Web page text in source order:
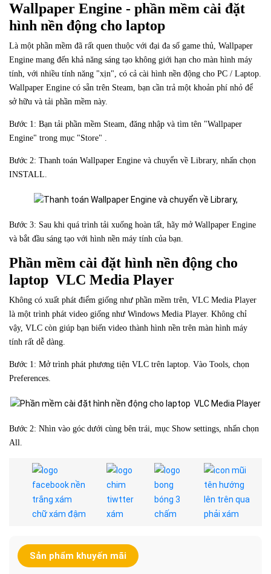
Wallpaper Engine - phần mềm cài đặt
hình nền động cho laptop
Là một phần mềm đã rất quen thuộc với đại đa số game thủ, Wallpaper
Engine mang đến khả năng sáng tạo không giới hạn cho màn hình máy
tính, với nhiều tính năng "xịn", có cả cài hình nền động cho PC / Laptop.
Wallpaper Engine có sẵn trên Steam, bạn cần trả một khoản phí nhỏ để
sở hữu và tải phần mềm này.
Bước 1: Bạn tải phần mềm Steam, đăng nhập và tìm tên "Wallpaper
Engine" trong mục "Store" .
Bước 2: Thanh toán Wallpaper Engine và chuyển về Library, nhấn chọn
INSTALL.
Bước 3: Sau khi quá trình tải xuống hoàn tất, hãy mở Wallpaper Engine
và bắt đầu sáng tạo với hình nền máy tính của bạn.
Phần mềm cài đặt hình nền động cho
laptop VLC Media Player
Không có xuất phát điểm giống như phần mềm trên, VLC Media Player
là một trình phát video giống như Windows Media Player. Không chỉ
vậy, VLC còn giúp bạn biến video thành hình nền trên màn hình máy
tính rất dễ dàng.
Bước 1: Mở trình phát phương tiện VLC trên laptop. Vào Tools, chọn
Preferences.
Bước 2: Nhìn vào góc dưới cùng bên trái, mục Show settings, nhấn chọn
All.
Sản phẩm khuyến mãi